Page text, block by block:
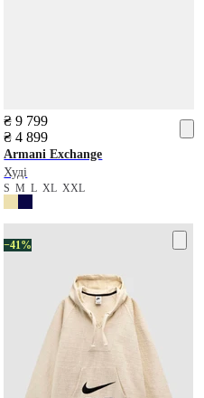
₴ 9 799
₴ 4 899
Armani Exchange
Худі
SMLXLXXL
−41%